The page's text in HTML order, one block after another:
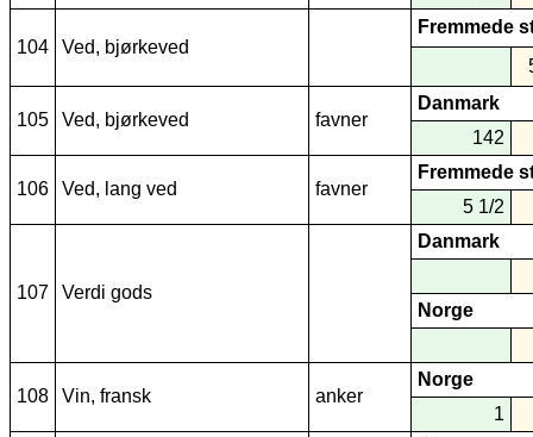
104 Ved, bjørkeved
Fremmede
105 Ved, bjørkeved favner
Danmark
142
106 Ved, lang ved favner
Fremmede
5 1/2
107 Verdi gods
Danmark
Norge
108 Vin, fransk anker
Norge
1